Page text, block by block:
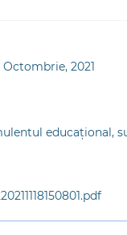
2021
educațional,